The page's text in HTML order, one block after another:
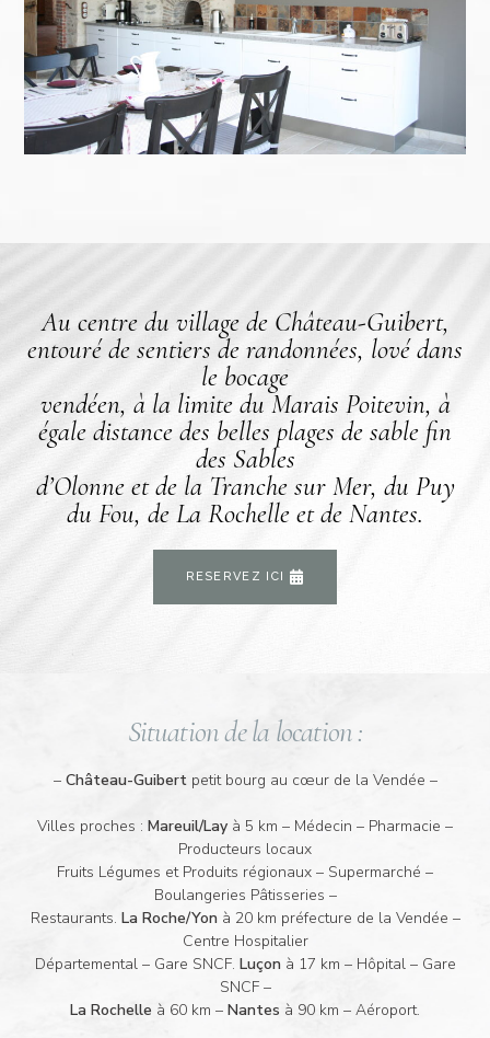
Au centre du village de Château-Guibert,
entouré de sentiers de randonnées, lové dans
le bocage
vendéen, à la limite du Marais Poitevin, à
égale distance des belles plages de sable fin
des Sables
d’Olonne et de la Tranche sur Mer, du Puy
du Fou, de La Rochelle et de Nantes.
RESERVEZ ICI
Situation de la location :
– Château-Guibertpetit bourg au cœur de la Vendée –
Villes proches : Mareuil/Lay à 5 km – Médecin – Pharmacie –
Producteurs locaux
Fruits Légumes et Produits régionaux – Supermarché –
Boulangeries Pâtisseries –
Restaurants. La Roche/Yonà 20 km préfecture de la Vendée –
Centre Hospitalier
Départemental – Gare SNCF. Luçon à 17 km – Hôpital – Gare
SNCF –
La Rochelle à 60 km – Nantes à 90 km – Aéroport.